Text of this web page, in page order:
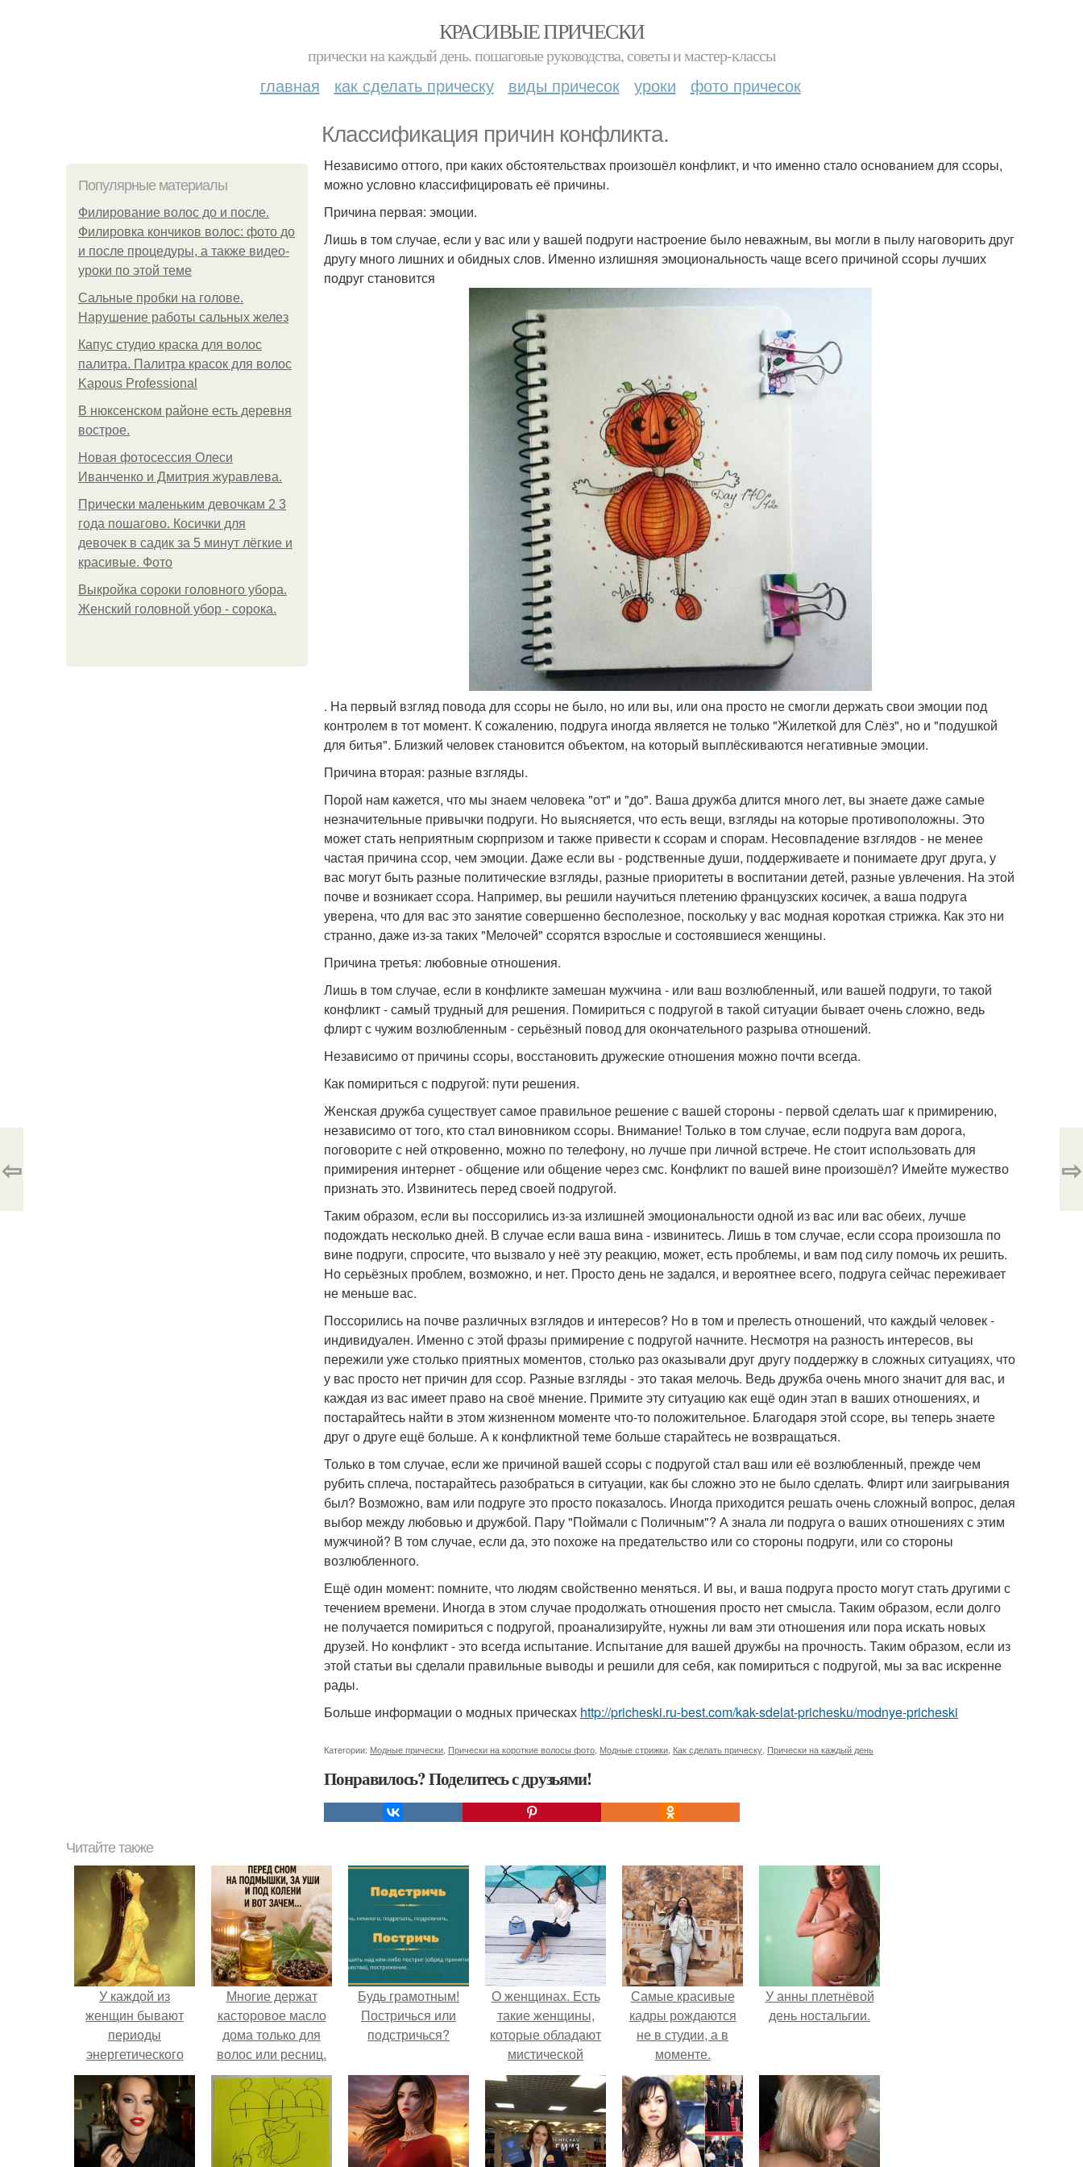
КРАСИВЫЕ ПРИЧЕСКИ
прически на каждый день. пошаговые руководства, советы и мастер-классы
главная как сделать прическу виды причесок уроки фото причесок
Классификация причин конфликта.
Популярные материалы
Филирование волос до и после.
Филировка кончиков волос: фото до
и после процедуры, а также видео-
уроки по этой теме
Сальные пробки на голове.
Нарушение работы сальных желез
Капус студио краска для волос
палитра. Палитра красок для волос
Kapous Professional
В нюксенском районе есть деревня
вострое.
Новая фотосессия Олеси
Иванченко и Дмитрия журавлева.
Прически маленьким девочкам 2 3
года пошагово. Косички для
девочек в садик за 5 минут лёгкие и
красивые. Фото
Выкройка сороки головного убора.
Женский головной убор - сорока.
Независимо оттого, при каких обстоятельствах произошёл конфликт, и что именно стало основанием для ссоры,
можно условно классифицировать её причины.
Причина первая: эмоции.
Лишь в том случае, если у вас или у вашей подруги настроение было неважным, вы могли в пылу наговорить друг
другу много лишних и обидных слов. Именно излишняя эмоциональность чаще всего причиной ссоры лучших
подруг становится
. На первый взгляд повода для ссоры не было, но или вы, или она просто не смогли держать свои эмоции под
контролем в тот момент. К сожалению, подруга иногда является не только "Жилеткой для Слёз", но и "подушкой
для битья". Близкий человек становится объектом, на который выплёскиваются негативные эмоции.
Причина вторая: разные взгляды.
Порой нам кажется, что мы знаем человека "от" и "до". Ваша дружба длится много лет, вы знаете даже самые
незначительные привычки подруги. Но выясняется, что есть вещи, взгляды на которые противоположны. Это
может стать неприятным сюрпризом и также привести к ссорам и спорам. Несовпадение взглядов - не менее
частая причина ссор, чем эмоции. Даже если вы - родственные души, поддерживаете и понимаете друг друга, у
вас могут быть разные политические взгляды, разные приоритеты в воспитании детей, разные увлечения. На этой
почве и возникает ссора. Например, вы решили научиться плетению французских косичек, а ваша подруга
уверена, что для вас это занятие совершенно бесполезное, поскольку у вас модная короткая стрижка. Как это ни
странно, даже из-за таких "Мелочей" ссорятся взрослые и состоявшиеся женщины.
Причина третья: любовные отношения.
Лишь в том случае, если в конфликте замешан мужчина - или ваш возлюбленный, или вашей подруги, то такой
конфликт - самый трудный для решения. Помириться с подругой в такой ситуации бывает очень сложно, ведь
флирт с чужим возлюбленным - серьёзный повод для окончательного разрыва отношений.
Независимо от причины ссоры, восстановить дружеские отношения можно почти всегда.
Как помириться с подругой: пути решения.
Женская дружба существует самое правильное решение с вашей стороны - первой сделать шаг к примирению,
независимо от того, кто стал виновником ссоры. Внимание! Только в том случае, если подруга вам дорога,
поговорите с ней откровенно, можно по телефону, но лучше при личной встрече. Не стоит использовать для
примирения интернет - общение или общение через смс. Конфликт по вашей вине произошёл? Имейте мужество
признать это. Извинитесь перед своей подругой.
Таким образом, если вы поссорились из-за излишней эмоциональности одной из вас или вас обеих, лучше
подождать несколько дней. В случае если ваша вина - извинитесь. Лишь в том случае, если ссора произошла по
вине подруги, спросите, что вызвало у неё эту реакцию, может, есть проблемы, и вам под силу помочь их решить.
Но серьёзных проблем, возможно, и нет. Просто день не задался, и вероятнее всего, подруга сейчас переживает
не меньше вас.
Поссорились на почве различных взглядов и интересов? Но в том и прелесть отношений, что каждый человек -
индивидуален. Именно с этой фразы примирение с подругой начните. Несмотря на разность интересов, вы
пережили уже столько приятных моментов, столько раз оказывали друг другу поддержку в сложных ситуациях, что
у вас просто нет причин для ссор. Разные взгляды - это такая мелочь. Ведь дружба очень много значит для вас, и
каждая из вас имеет право на своё мнение. Примите эту ситуацию как ещё один этап в ваших отношениях, и
постарайтесь найти в этом жизненном моменте что-то положительное. Благодаря этой ссоре, вы теперь знаете
друг о друге ещё больше. А к конфликтной теме больше старайтесь не возвращаться.
Только в том случае, если же причиной вашей ссоры с подругой стал ваш или её возлюбленный, прежде чем
рубить сплеча, постарайтесь разобраться в ситуации, как бы сложно это не было сделать. Флирт или заигрывания
был? Возможно, вам или подруге это просто показалось. Иногда приходится решать очень сложный вопрос, делая
выбор между любовью и дружбой. Пару "Поймали с Поличным"? А знала ли подруга о ваших отношениях с этим
мужчиной? В том случае, если да, это похоже на предательство или со стороны подруги, или со стороны
возлюбленного.
Ещё один момент: помните, что людям свойственно меняться. И вы, и ваша подруга просто могут стать другими с
течением времени. Иногда в этом случае продолжать отношения просто нет смысла. Таким образом, если долго
не получается помириться с подругой, проанализируйте, нужны ли вам эти отношения или пора искать новых
друзей. Но конфликт - это всегда испытание. Испытание для вашей дружбы на прочность. Таким образом, если из
этой статьи вы сделали правильные выводы и решили для себя, как помириться с подругой, мы за вас искренне
рады.
Больше информации о модных прическах http://pricheski.ru-best.com/kak-sdelat-prichesku/modnye-pricheski
Категории: Модные прически Прически на короткие волосы фото Модные стрижки Как сделать прическу Прически на каждый день
Понравилось? Поделитесь с друзьями!
⇦ ⇨
Читайте также
У каждой из
женщин бывают
периоды
энергетического
спада.
Многие держат
касторовое масло
дома только для
волос или ресниц.
Будь грамотным!
Постричься или
подстричься?
О женщинах. Есть
такие женщины,
которые обладают
мистической
привлекательностью.
Самые красивые
кадры рождаются
не в студии, а в
моменте.
У анны плетнёвой
день ностальгии.